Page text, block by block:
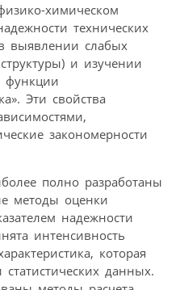
химическом
технических
выявлении слабых
и изучении
функции
Эти свойства
закономерности
полно разработаны
методы оценки
надежности
интенсивность
которая
данных.